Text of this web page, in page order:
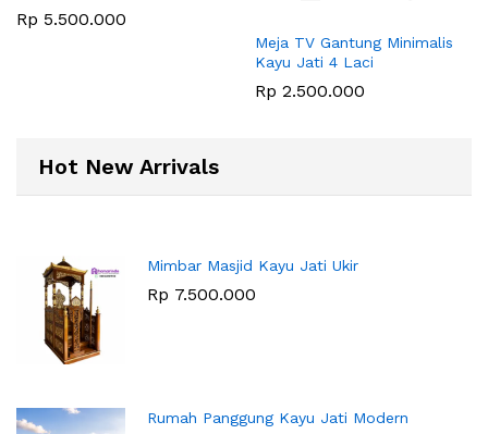
Rp 5.500.000
Meja TV Gantung Minimalis
Kayu Jati 4 Laci
Rp 2.500.000
Hot New Arrivals
Mimbar Masjid Kayu Jati Ukir
Rp 7.500.000
Rumah Panggung Kayu Jati Modern